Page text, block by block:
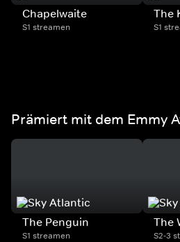
Chapelwaite
S1 streamen
The
S1
Prämiert mit dem Emmy
The Penguin
S1 streamen
The
S2-3